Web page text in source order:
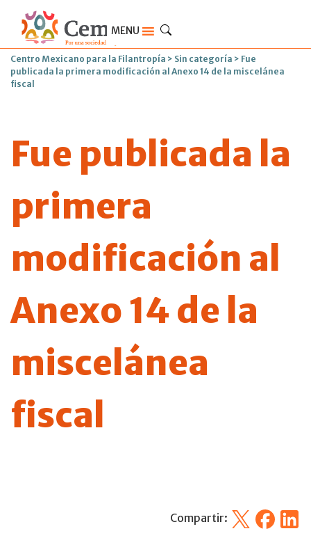
MENU
Centro Mexicano para la Filantropía > Sin categoría > Fue
publicada la primera modificación al Anexo 14 de la miscelánea
fiscal
Fue publicada la
primera
modificación al
Anexo 14 de la
miscelánea
fiscal
Compartir: X Facebook